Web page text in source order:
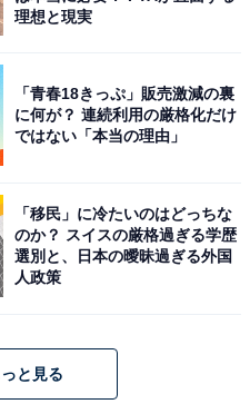
ス【3年保証】50V型
ー内蔵 ネット動画 液晶
モード Alexa AirPlay2
理想と現実
「青春18きっぷ」販売激減の裏
に何が？ 連続利用の厳格化だけ
ではない「本当の理由」
「移民」に冷たいのはどっちな
のか？ スイスの厳格過ぎる学歴
選別と、日本の曖昧過ぎる外国
人政策
と見る